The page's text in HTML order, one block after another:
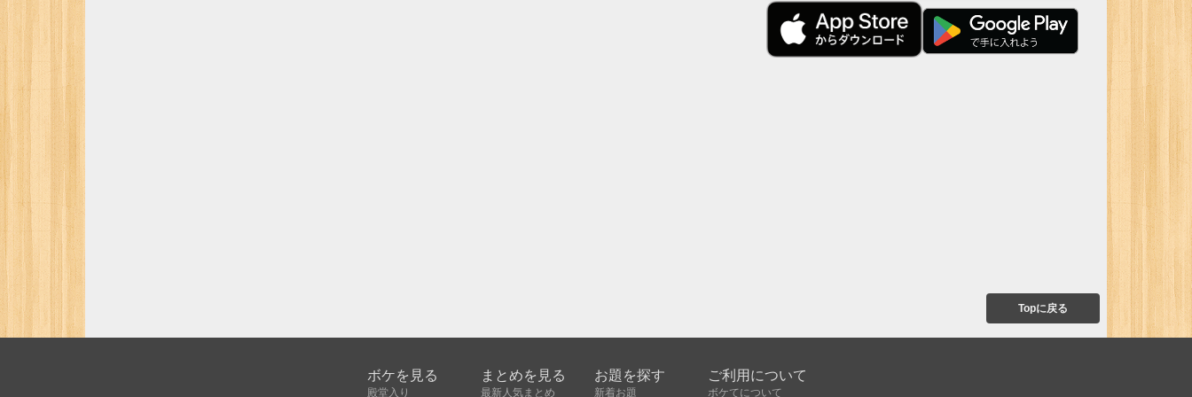
Topに戻る
ボケを見る
殿堂入り
まとめを見る
最新人気まとめ
お題を探す
新着お題
ご利用について
ボケてについて